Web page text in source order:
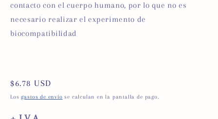
contacto con el cuerpo humano, por lo que no es
necesario realizar el experimento de
biocompatibilidad
Precio
habitual
$6.78 USD
Losgastos de envío se calculan en la pantalla de pago.